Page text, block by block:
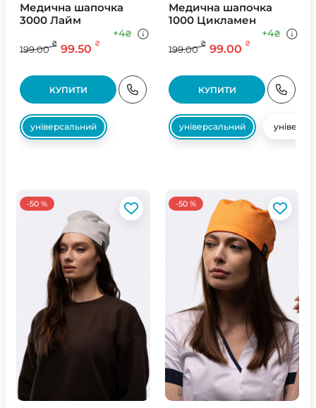
Медична шапочка
3000 Лайм
199.00
₴ 99.50 ₴
+4₴
КУПИТИ
універсальний
Медична шапочка
1000 Цикламен
199.00
₴ 99.00 ₴
+4₴
КУПИТИ
універсальний
-50 % -50 %